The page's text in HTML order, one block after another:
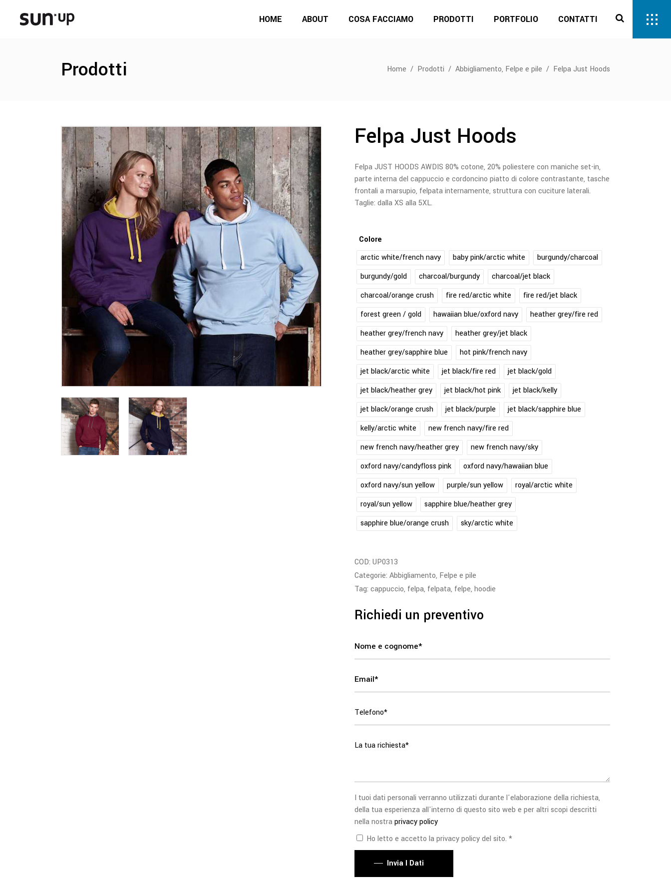
HOME ABOUT COSA FACCIAMO PRODOTTI PORTFOLIO CONTATTI
Prodotti Home / Prodotti / Abbigliamento, Felpe e pile / Felpa Just Hoods
Felpa Just Hoods
Felpa JUST HOODS AWDIS 80% cotone, 20% poliestere con maniche set-in,
parte interna del cappuccio e cordoncino piatto di colore contrastante, tasche
frontali a marsupio, felpata internamente, struttura con cuciture laterali.
Taglie: dalla XS alla 5XL.
Colore
arctic white/french navy
baby pink/arctic white
burgundy/charcoal
burgundy/gold
charcoal/burgundy
charcoal/jet black
charcoal/orange crush
fire red/arctic white
fire red/jet black
forest green / gold
hawaiian blue/oxford navy
heather grey/fire red
heather grey/french navy
heather grey/jet black
heather grey/sapphire blue
hot pink/french navy
jet black/arctic white
jet black/fire red
jet black/gold
jet black/heather grey
jet black/hot pink
jet black/kelly
jet black/orange crush
jet black/purple
jet black/sapphire blue
kelly/arctic white
new french navy/fire red
new french navy/heather grey
new french navy/sky
oxford navy/candyfloss pink
oxford navy/hawaiian blue
oxford navy/sun yellow
purple/sun yellow
royal/arctic white
royal/sun yellow
sapphire blue/heather grey
sapphire blue/orange crush
sky/arctic white
COD: UP0313
Categorie: Abbigliamento, Felpe e pile
Tag: cappuccio, felpa, felpata, felpe, hoodie
Richiedi un preventivo
I tuoi dati personali verranno utilizzati durante l'elaborazione della richiesta,
della tua esperienza all'interno di questo sito web e per altri scopi descritti
nella nostraprivacy policy
Ho letto e accetto la privacy policy del sito. *
Invia I Dati